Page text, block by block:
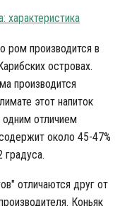
характеристика
ром производится в
островах.
производится
этот напиток
отличием
около 45-47%
градуса.
отличаются друг от
Коньяк